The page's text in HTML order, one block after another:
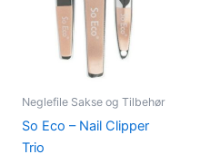
Neglefile Sakse og Tilbehør
So Eco – Nail Clipper
Trio